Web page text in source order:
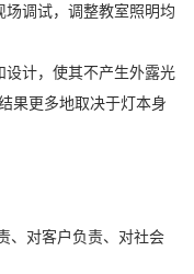
调试，调整教室照明均
计，使其不产生外露光
果更多地取决于灯本身
、对客户负责、对社会